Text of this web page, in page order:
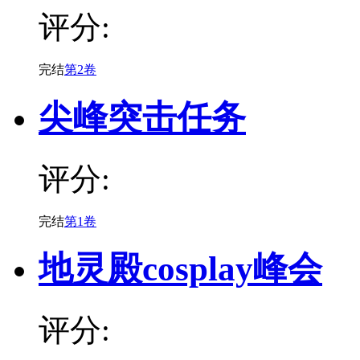
评分:
完结第2卷
尖峰突击任务
评分:
完结第1卷
地灵殿cosplay峰会
评分: